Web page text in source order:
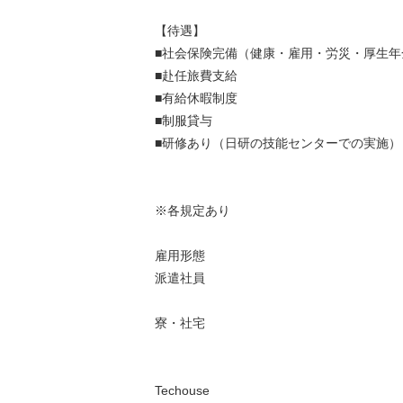
【待遇】
■社会保険完備（健康・雇用・労災・厚生
■赴任旅費支給
■有給休暇制度
■制服貸与
■研修あり（日研の技能センターでの実施）
※各規定あり
雇用形態
派遣社員
寮・社宅
Techouse